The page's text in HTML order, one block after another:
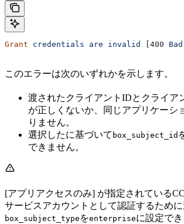
Grant credentials are invalid [400 Bad
このエラーは次のいずれかを示します。
渡されたクライアントIDとクライア
が正しくないか、同じアプリケーシ
りません。
選択したに基づいて box_subject_id
できません。
[アプリアクセスのみ] が指定されている
サービスアカウントとして認証するため
box_subject_type をenterpriseに設定で